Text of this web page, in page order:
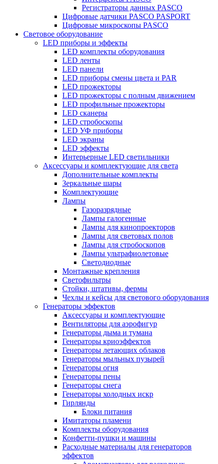
Регистраторы данных PASCO
Цифровые датчики PASCO PASPORT
Цифровые микроскопы PASCO
Световое оборудование
LED приборы и эффекты
LED комплекты оборудования
LED ленты
LED панели
LED приборы смены цвета и PAR
LED прожекторы
LED прожекторы с полным движением
LED профильные прожекторы
LED сканеры
LED стробоскопы
LED УФ приборы
LED экраны
LED эффекты
Интерьерные LED светильники
Аксессуары и комплектующие для света
Дополнительные комплекты
Зеркальные шары
Комплектующие
Лампы
Газоразрядные
Лампы галогенные
Лампы для кинопроекторов
Лампы для световых полов
Лампы для стробоскопов
Лампы ультрафиолетовые
Светодиодные
Монтажные крепления
Светофильтры
Стойки, штативы, фермы
Чехлы и кейсы для светового оборудования
Генераторы эффектов
Аксессуары и комплектующие
Вентиляторы для аэрофигур
Генераторы дыма и тумана
Генераторы криоэффектов
Генераторы летающих облаков
Генераторы мыльных пузырей
Генераторы огня
Генераторы пены
Генераторы снега
Генераторы холодных искр
Гирлянды
Блоки питания
Имитаторы пламени
Комплекты оборудования
Конфетти-пушки и машины
Расходные материалы для генераторов
эффектов